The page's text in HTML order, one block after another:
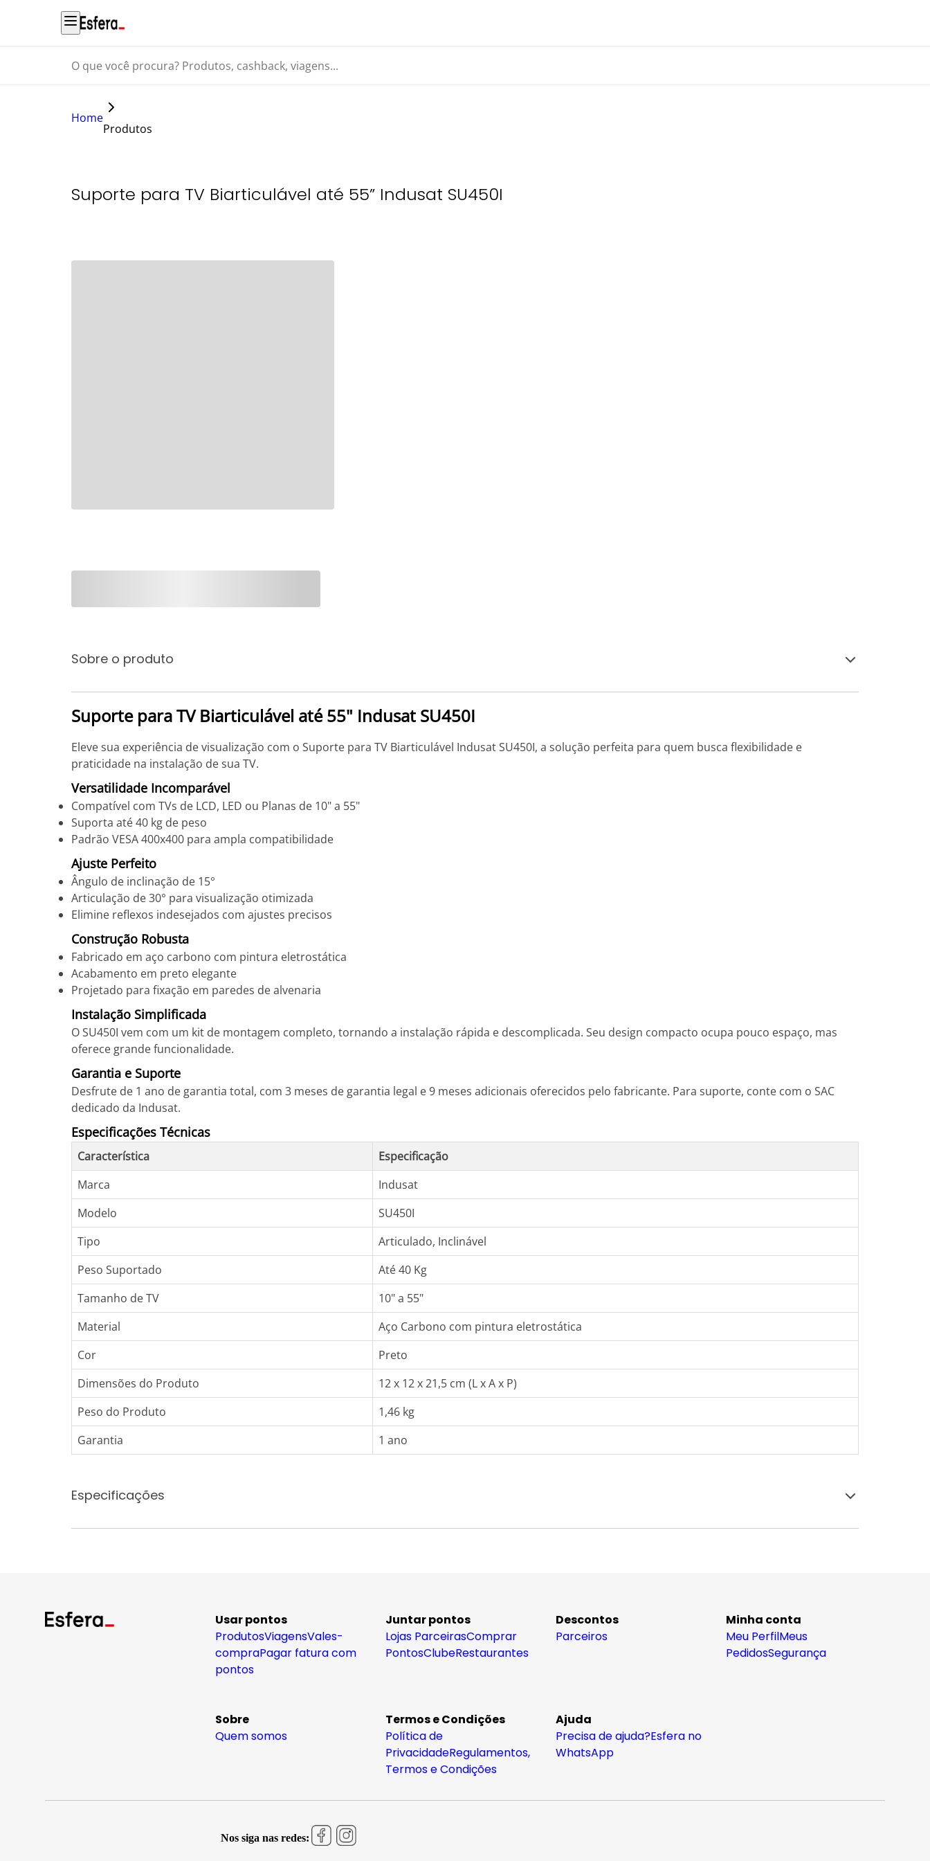
O que você procura? Produtos, cashback, viagens...
Home
Produtos
Suporte para TV Biarticulável até 55” Indusat SU450I
Sobre o produto
Suporte para TV Biarticulável até 55" Indusat SU450I
Eleve sua experiência de visualização com o Suporte para TV Biarticulável Indusat SU450I, a solução perfeita para quem busca flexibilidade e
praticidade na instalação de sua TV.
Versatilidade Incomparável
Compatível com TVs de LCD, LED ou Planas de 10" a 55"
Suporta até 40 kg de peso
Padrão VESA 400x400 para ampla compatibilidade
Ajuste Perfeito
Ângulo de inclinação de 15°
Articulação de 30° para visualização otimizada
Elimine reflexos indesejados com ajustes precisos
Construção Robusta
Fabricado em aço carbono com pintura eletrostática
Acabamento em preto elegante
Projetado para fixação em paredes de alvenaria
Instalação Simplificada
O SU450I vem com um kit de montagem completo, tornando a instalação rápida e descomplicada. Seu design compacto ocupa pouco espaço, mas
oferece grande funcionalidade.
Garantia e Suporte
Desfrute de 1 ano de garantia total, com 3 meses de garantia legal e 9 meses adicionais oferecidos pelo fabricante. Para suporte, conte com o SAC
dedicado da Indusat.
Especificações Técnicas
Característica
Especificação
Marca
Indusat
Modelo
SU450I
Tipo
Articulado, Inclinável
Peso Suportado
Até 40 Kg
Tamanho de TV
10" a 55"
Material
Aço Carbono com pintura eletrostática
Cor
Preto
Dimensões do Produto
12 x 12 x 21,5 cm (L x A x P)
Peso do Produto
1,46 kg
Garantia
1 ano
Especificações
Usar pontos
ProdutosViagensVales-
compraPagar fatura com
pontos
Juntar pontos
Lojas ParceirasComprar
PontosClubeRestaurantes
Descontos
Parceiros
Minha conta
Meu PerfilMeus
PedidosSegurança
Sobre
Quem somos
Termos e Condições
Política de
PrivacidadeRegulamentos,
Termos e Condições
Ajuda
Precisa de ajuda?Esfera no
WhatsApp
Nos siga nas redes: